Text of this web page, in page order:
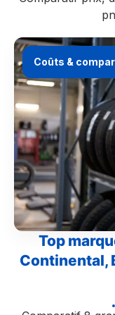
Coûts &
Top
Continental,